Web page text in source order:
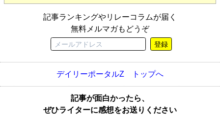
記事ランキングやリレーコラムが届く
無料メルマガもどうぞ
登録
デイリーポータルZ トップへ
記事が面白かったら、
ぜひライターに感想をお送りください